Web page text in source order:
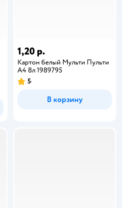
1,20 р.
Картон белый Мульти Пульти
А4 8л 1989795
5
В корзину